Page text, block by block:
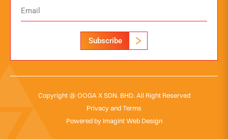
Subscribe
Copyright @ OOGA X SDN. BHD. All Right Reserved
Privacy and Terms
Powered by Imagint Web Design